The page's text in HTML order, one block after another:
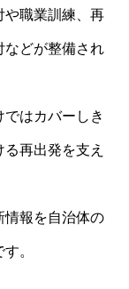
や職業訓練、再
などが整備され
はカバーしき
再出発を支え
情報を自治体の
。